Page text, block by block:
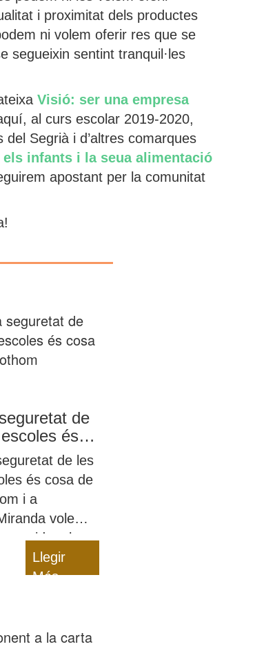
i proximitat dels productes
ni volem oferir res que se
segueixin sentint tranquil·les
Visió: ser una empresa
al curs escolar 2019-2020,
Segrià i d’altres comarques
els infants i la seua alimentació
apostant per la comunitat
de
és
de tothom
de les
és cosa de
i a
volem
crida a la
de
que hi
Llegir
Més